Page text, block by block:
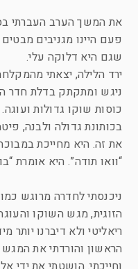
את המשך הערב העברתי
פעם היינו מגניבים
שגם היא דלוקה עלי.
ירד הלילה, יצאתי
כוסות שוקו גדולות
בכותונת גדולה ולבנה,
את זה. היא מחייכת
“וואו תודה”. היא אומרת
ניכנסתי לחדרה מרוגש
הזוגית, מגש השוקו
ריאליטי ולא דיברנו
הראשון והורדתי את